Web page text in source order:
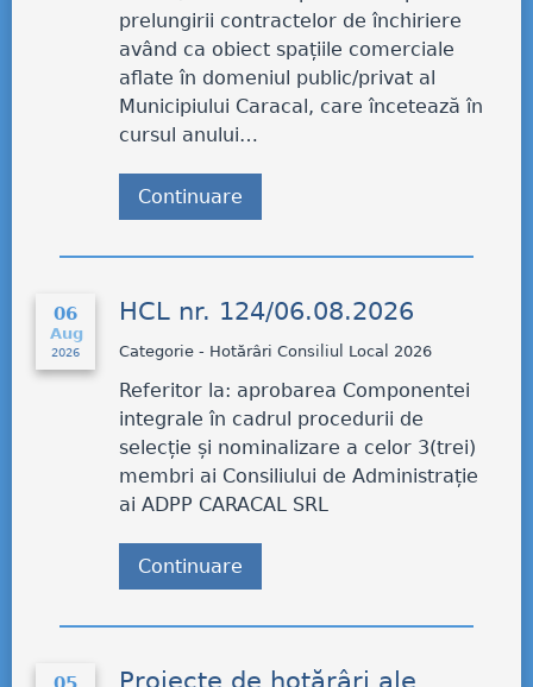
prelungirii contractelor de închiriere
având ca obiect spațiile comerciale
aflate în domeniul public/privat al
Municipiului Caracal, care încetează în
cursul anului…
Continuare
06
Aug
2026
HCL nr. 124/06.08.2026
Categorie - Hotărâri Consiliul Local 2026
Referitor la: aprobarea Componentei
integrale în cadrul procedurii de
selecție și nominalizare a celor 3(trei)
membri ai Consiliului de Administrație
ai ADPP CARACAL SRL
Continuare
Proiecte de hotărâri ale